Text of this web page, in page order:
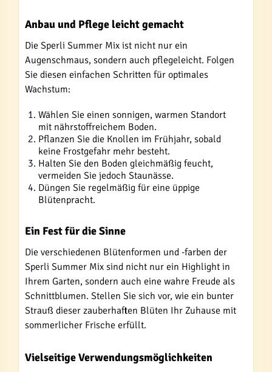
Anbau und Pflege leicht gemacht
Die Sperli Summer Mix ist nicht nur ein
Augenschmaus, sondern auch pflegeleicht. Folgen
Sie diesen einfachen Schritten für optimales
Wachstum:
Wählen Sie einen sonnigen, warmen Standort
mit nährstoffreichem Boden.
Pflanzen Sie die Knollen im Frühjahr, sobald
keine Frostgefahr mehr besteht.
Halten Sie den Boden gleichmäßig feucht,
vermeiden Sie jedoch Staunässe.
Düngen Sie regelmäßig für eine üppige
Blütenpracht.
Ein Fest für die Sinne
Die verschiedenen Blütenformen und -farben der
Sperli Summer Mix sind nicht nur ein Highlight in
Ihrem Garten, sondern auch eine wahre Freude als
Schnittblumen. Stellen Sie sich vor, wie ein bunter
Strauß dieser zauberhaften Blüten Ihr Zuhause mit
sommerlicher Frische erfüllt.
Vielseitige Verwendungsmöglichkeiten